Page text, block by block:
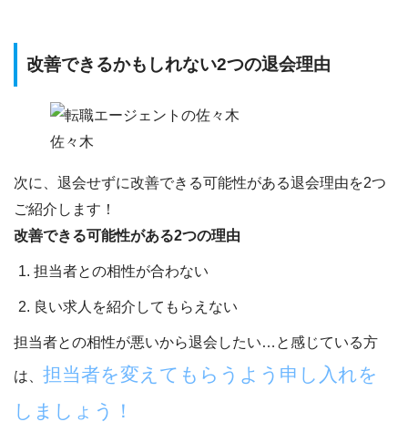
改善できるかもしれない2つの退会理由
佐々木
次に、 退会せずに改善できる可能性がある退会理由を2つ
ご紹介します！
改善できる可能性がある2つの理由
担当者との相性が合わない
良い求人を紹介してもらえない
担当者との相性が悪いから退会したい…と感じている方
は、 担当者を変えてもらうよう申し入れを
しましょう！